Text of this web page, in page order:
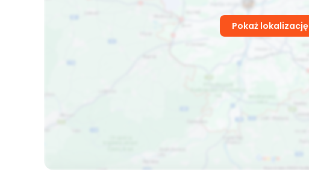
Pokaż lokalizację